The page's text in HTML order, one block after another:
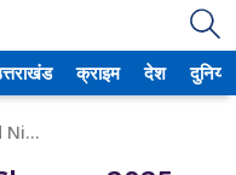
क्राइम देश दुनिया
Uttarakhand Nikay Chunav 2025: 12 दिनों में 52 चुनावी सभाएं और रोड शो के जरिए प्रचार अभियान को धार दी, आज दिल्ली में धामी का चुनावी संबोधन